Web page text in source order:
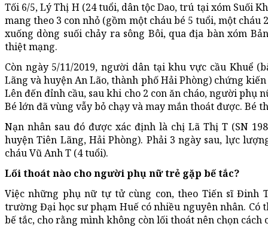
Tối 6/5, Lý Thị H (24 tuổi, dân tộc Dao, trú tại xóm Suối
mang theo 3 con nhỏ (gồm một cháu bé 5 tuổi, một
xuống dòng suối chảy ra sông Bôi, qua địa bàn xóm
thiệt mạng.
Còn ngày 5/11/2019, người dân tại khu vực cầu Khuể
Lãng và huyện An Lão, thành phố Hải Phòng) chứng
Lên đến đỉnh cầu, sau khi cho 2 con ăn cháo, người phụ
Bé lớn đã vùng vẫy bỏ chạy và may mắn thoát được. Bé
Nạn nhân sau đó được xác định là chị Lã Thị T (SN
huyện Tiên Lãng, Hải Phòng). Phải 3 ngày sau, lực
cháu Vũ Anh T (4 tuổi).
Lối thoát nào cho người phụ nữ trẻ gặp bế tắc?
Việc những phụ nữ tự tử cùng con, theo Tiến sĩ Đinh
trường Đại học sư phạm Huế có nhiều nguyên nhân. Có
bế tắc, cho rằng mình không còn lối thoát nên chọn cách